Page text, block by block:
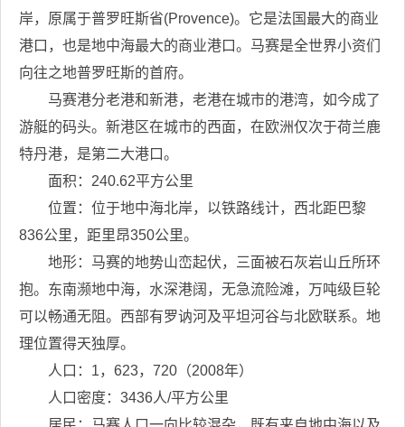
岸，原属于普罗旺斯省(Provence)。它是法国最大的商业
港口，也是地中海最大的商业港口。马赛是全世界小资们
向往之地普罗旺斯的首府。
马赛港分老港和新港，老港在城市的港湾，如今成了
游艇的码头。新港区在城市的西面，在欧洲仅次于荷兰鹿
特丹港，是第二大港口。
面积：240.62平方公里
位置：位于地中海北岸，以铁路线计，西北距巴黎
836公里，距里昂350公里。
地形：马赛的地势山峦起伏，三面被石灰岩山丘所环
抱。东南濒地中海，水深港阔，无急流险滩，万吨级巨轮
可以畅通无阻。西部有罗讷河及平坦河谷与北欧联系。地
理位置得天独厚。
人口：1，623，720（2008年）
人口密度：3436人/平方公里